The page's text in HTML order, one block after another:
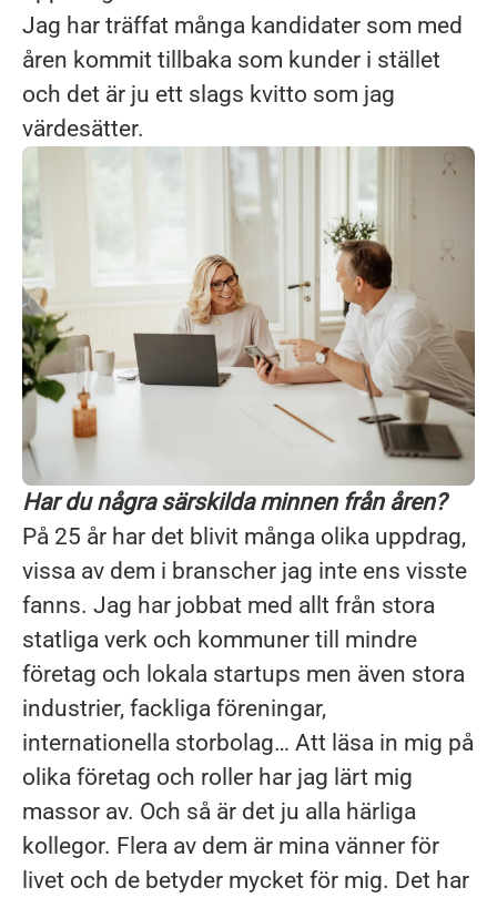
Jag har träffat många kandidater som med
åren kommit tillbaka som kunder i stället
och det är ju ett slags kvitto som jag
värdesätter.
Har du några särskilda minnen från åren?
På 25 år har det blivit många olika uppdrag,
vissa av dem i branscher jag inte ens visste
fanns. Jag har jobbat med allt från stora
statliga verk och kommuner till mindre
företag och lokala startups men även stora
industrier, fackliga föreningar,
internationella storbolag… Att läsa in mig på
olika företag och roller har jag lärt mig
massor av. Och så är det ju alla härliga
kollegor. Flera av dem är mina vänner för
livet och de betyder mycket för mig. Det har